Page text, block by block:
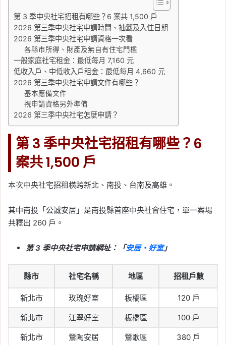
第 3 季中央社宅招租有哪些？6 案共 1,500 戶
2026 第三季中央社宅申請時間、抽籤及入住日期
2026 第三季中央社宅申請資格一次看
各縣市所得、財產及無自有住宅門檻
一般家庭社宅租金：最低每月 7,160 元
低收入戶、中低收入戶租金：最低每月 4,660 元
2026 第三季中央社宅申請文件有哪些？
基本應備文件
視申請資格另外準備
2026 第三季中央社宅怎麼申請？
第 3 季中央社宅招租有哪些？6
案共 1,500 戶
本次中央社宅招租橫跨新北、南投、台南及高雄。
其中南投「公誠安居」是南投縣首座中央社會住宅，單一案場
共釋出 260 戶。
第 3 季中央社宅申請網址：「安居・好室」
縣市 社宅名稱 地區 招租戶數
新北市 玫瑰好室 板橋區 120 戶
新北市 江翠好室 板橋區 100 戶
新北市 鶯陶安居 鶯歌區 380 戶